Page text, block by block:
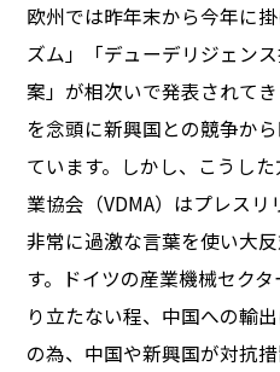
欧州では昨年末から今年に
ズム」「デューデリジェン
案」が相次いで発表されて
を念頭に新興国との競争か
ています。しかし、こうし
業協会（VDMA）はプレスリ
非常に過激な言葉を使い大
す。ドイツの産業機械セク
り立たない程、中国への輸
の為、中国や新興国が対抗